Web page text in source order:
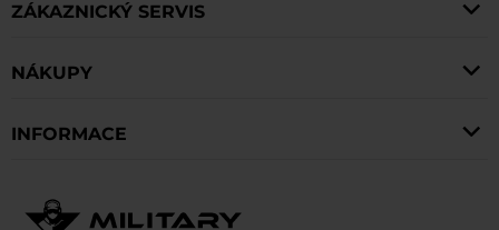
ZÁKAZNICKÝ SERVIS
NÁKUPY
INFORMACE